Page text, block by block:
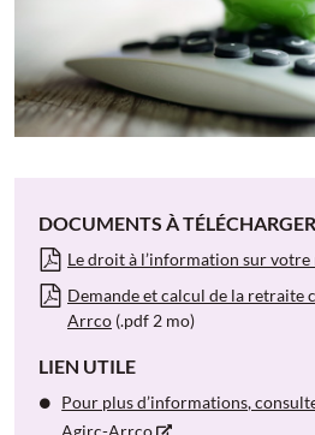
DOCUMENTS À TÉLÉCHARGER
Le droit à l’information sur
Demande et calcul de la retraite
Arrco (.pdf 2 mo)
LIEN UTILE
Pour plus d’informations,